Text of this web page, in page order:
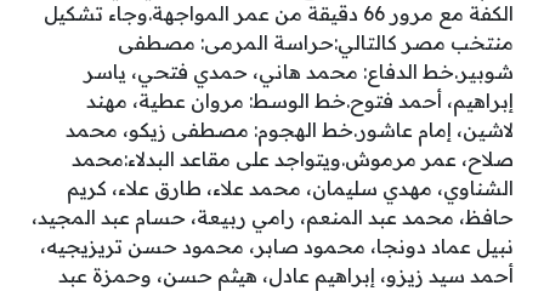
الكفة مع مرور 66 دقيقة من عمر المواجهة.وجاء تشكيل
منتخب مصر كالتالي:حراسة المرمى: مصطفى
شوبير.خط الدفاع: محمد هاني، حمدي فتحي، ياسر
إبراهيم، أحمد فتوح.خط الوسط: مروان عطية، مهند
لاشين، إمام عاشور.خط الهجوم: مصطفى زيكو، محمد
صلاح، عمر مرموش.ويتواجد على مقاعد البدلاء:محمد
الشناوي، مهدي سليمان، محمد علاء، طارق علاء، كريم
حافظ، محمد عبد المنعم، رامي ربيعة، حسام عبد المجيد،
نبيل عماد دونجا، محمود صابر، محمود حسن تريزيجيه،
أحمد سيد زيزو، إبراهيم عادل، هيثم حسن، وحمزة عبد